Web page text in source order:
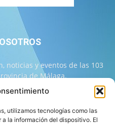
utilizamos tecnologías como las
la información del dispositivo. El
noticias y eventos de las 103
de Málaga.